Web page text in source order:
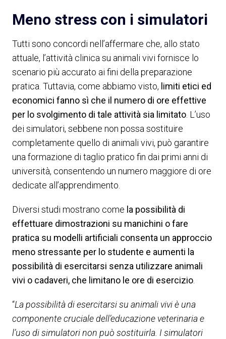
Meno stress con i simulatori
Tutti sono concordi nell’affermare che, allo stato
attuale, l’attività clinica su animali vivi fornisce lo
scenario più accurato ai fini della preparazione
pratica. Tuttavia, come abbiamo visto, limiti etici ed
economici fanno sì che il numero di ore effettive
per lo svolgimento di tale attività sia limitato. L’uso
dei simulatori, sebbene non possa sostituire
completamente quello di animali vivi, può garantire
una formazione di taglio pratico fin dai primi anni di
università, consentendo un numero maggiore di ore
dedicate all’apprendimento.
Diversi studi mostrano come la possibilità di
effettuare dimostrazioni su manichini o fare
pratica su modelli artificiali consenta un approccio
meno stressante per lo studente e aumenti la
possibilità di esercitarsi senza utilizzare animali
vivi o cadaveri, che limitano le ore di esercizio.
“La possibilità di esercitarsi su animali vivi è una
componente cruciale dell’educazione veterinaria e
l’uso di simulatori non può sostituirla. I simulatori